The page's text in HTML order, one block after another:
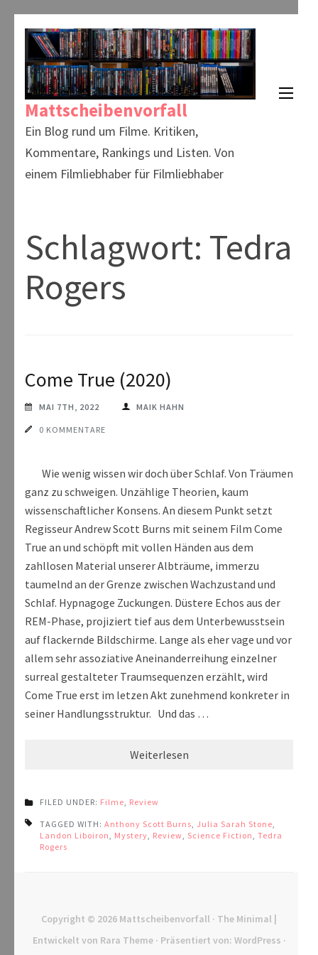
springen
(Enter
drücken)
Mattscheibenvorfall
Ein Blog rund um Filme. Kritiken,
Kommentare, Rankings und Listen. Von
einem Filmliebhaber für Filmliebhaber
Schlagwort: Tedra
Rogers
Come True (2020)
MAI 7TH, 2022 MAIK HAHN
0 KOMMENTARE
Wie wenig wissen wir doch über Schlaf. Von Träumen
ganz zu schweigen. Unzählige Theorien, kaum
wissenschaftlicher Konsens. An diesem Punkt setzt
Regisseur Andrew Scott Burns mit seinem Film Come
True an und schöpft mit vollen Händen aus dem
zahllosen Material unserer Albträume, immerzu
taumelnd an der Grenze zwischen Wachzustand und
Schlaf. Hypnagoge Zuckungen. Düstere Echos aus der
REM-Phase, projiziert tief aus dem Unterbewusstsein
auf flackernde Bildschirme. Lange als eher vage und vor
allem sehr assoziative Aneinanderreihung einzelner
surreal gestalteter Traumsequenzen erzählt, wird
Come True erst im letzen Akt zunehmend konkreter in
seiner Handlungsstruktur. Und das …
Weiterlesen
FILED UNDER: Filme Review
TAGGED WITH: Anthony Scott Burns Julia Sarah Stone
Landon Liboiron
Mystery Review Science Fiction Tedra
Rogers
Copyright © 2026 Mattscheibenvorfall · The Minimal |
Entwickelt von Rara Theme· Präsentiert von: WordPress ·